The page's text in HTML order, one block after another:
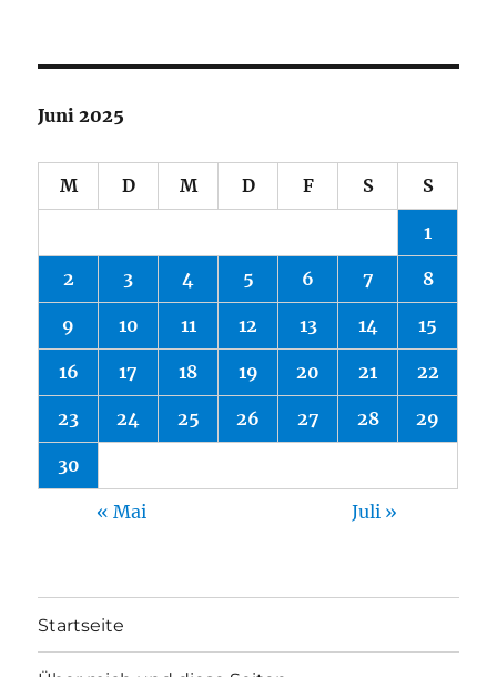
Juni 2025
M D M D F S S
1
2 3 4 5 6 7 8
9 10 11 12 13 14 15
16 17 18 19 20 21 22
23 24 25 26 27 28 29
30
« Mai Juli »
Startseite